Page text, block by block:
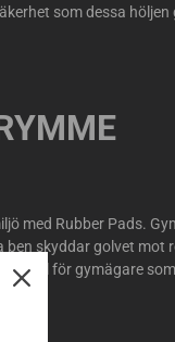
som dessa höljen
med Rubber Pads.
skyddar golvet mot
val för gymägare